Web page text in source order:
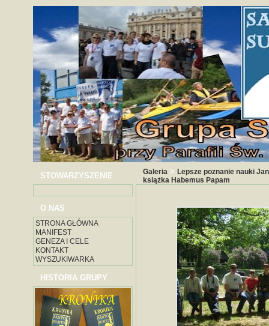
STOWARZYSZENIE
O NAS
STRONA GŁÓWNA
MANIFEST
GENEZA I CELE
KONTAKT
WYSZUKIWARKA
HISTORIA GRUPY
Galeria > Lepsze poznanie nauki
książka Habemus Papam